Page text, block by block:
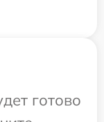
готово